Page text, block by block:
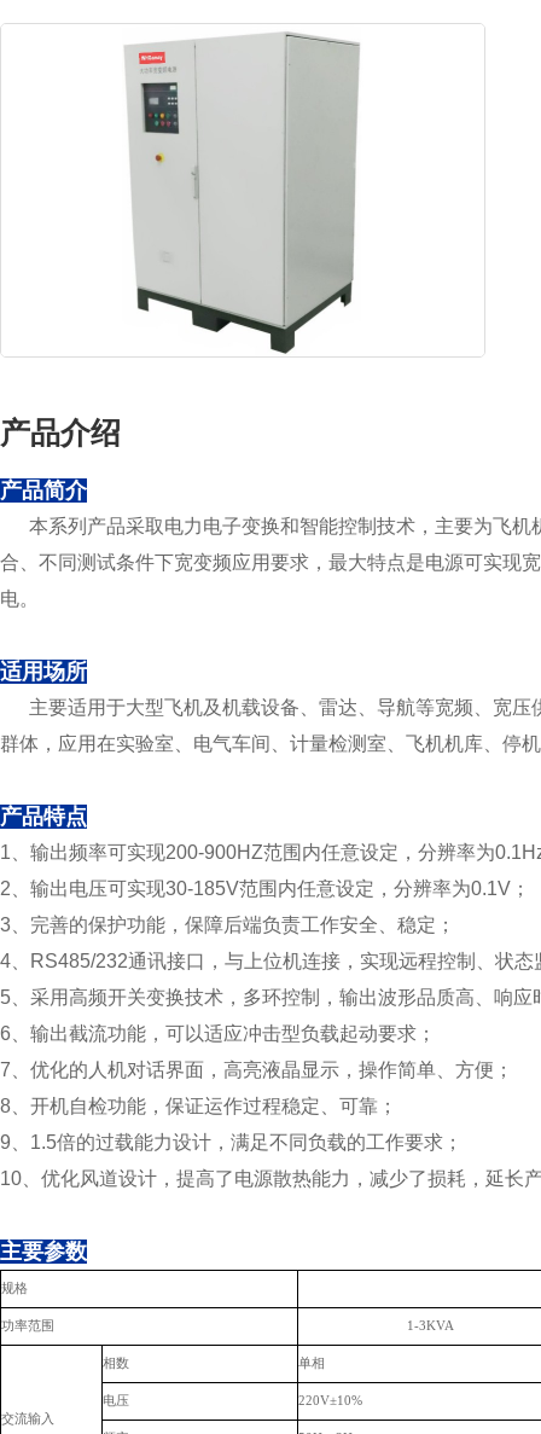
产品介绍
产品简介
本系列产品采取电力电子变换和智能控制技术，主要为飞机
合、不同测试条件下宽变频应用要求，最大特点是电源可实现
电。
适用场所
主要适用于大型飞机及机载设备、雷达、导航等宽频、宽压
群体，应用在实验室、电气车间、计量检测室、飞机机库、停
产品特点
1、输出频率可实现200-900HZ范围内任意设定，分辨率为
2、输出电压可实现30-185V范围内任意设定，分辨率为0.1V；
3、完善的保护功能，保障后端负责工作安全、稳定；
4、RS485/232通讯接口，与上位机连接，实现远程控制、状态
5、采用高频开关变换技术，多环控制，输出波形品质高、响应
6、输出截流功能，可以适应冲击型负载起动要求；
7、优化的人机对话界面，高亮液晶显示，操作简单、方便；
8、开机自检功能，保证运作过程稳定、可靠；
9、1.5倍的过载能力设计，满足不同负载的工作要求；
10、优化风道设计，提高了电源散热能力，减少了损耗，延长
主要参数
规格
功率范围 1-3KVA
交流输入
相数 单相
电压 220V±10%